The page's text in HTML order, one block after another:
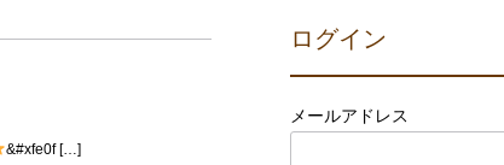
&#xfe0f […]
ログイン
メールアドレス